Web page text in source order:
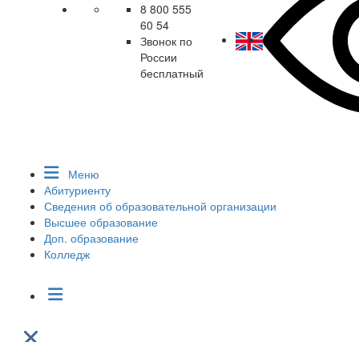
8 800 555
60 54
Звонок по
России
бесплатный
Меню
Абитуриенту
Сведения об образовательной организации
Высшее образование
Доп. образование
Колледж